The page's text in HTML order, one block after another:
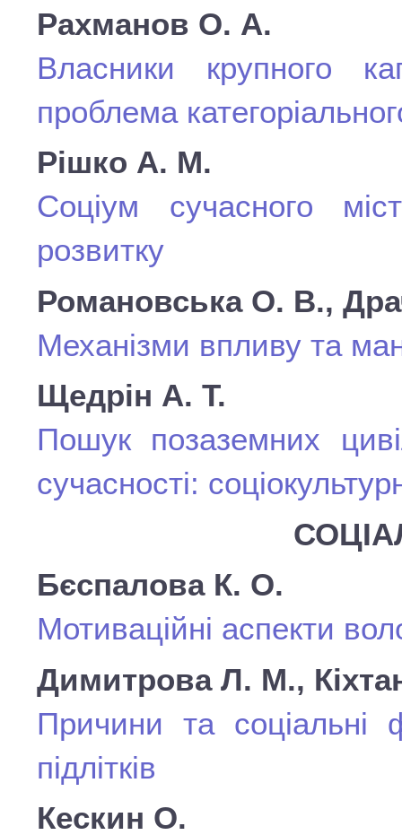
Рахманов О. А.
Власники крупного
проблема
Рішко А. М.
Соціум сучасного
розвитку
Романовська О. В.,
Механізми впливу та
Щедрін А. Т.
Пошук позаземних
сучасності:
Бєспалова К. О.
Мотиваційні аспекти
Димитрова Л. М.,
Причини та соціальні
підлітків
Кескин О.